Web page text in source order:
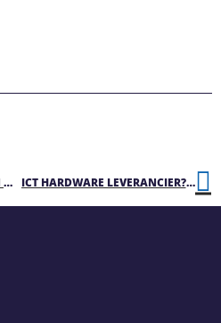
RECHTSTREEKS ZAKEN DOEN MET OPDRACHTGEVERS IN 3 STAPPEN ICT HARDWARE LEVERANCIER? DIRECT NIEUWE KLANTEN MIDDELS EEN DYNAMISCH AANKOOPSYSTEEM!